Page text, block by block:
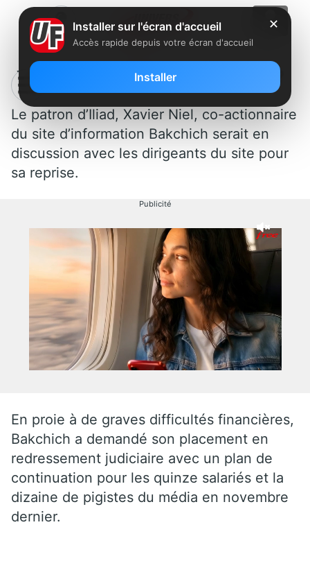
Xavier Niel reprendra t-il Bakchich ?
Le patron d’Iliad, Xavier Niel, co-actionnaire
du site d’information Bakchich serait en
discussion avec les dirigeants du site pour
sa reprise.
Publicité
En proie à de graves difficultés financières,
Bakchich a demandé son placement en
redressement judiciaire avec un plan de
continuation pour les quinze salariés et la
dizaine de pigistes du média en novembre
dernier.
✕
Installer sur l'écran d'accueil
Accès rapide depuis votre écran d'accueil
Installer